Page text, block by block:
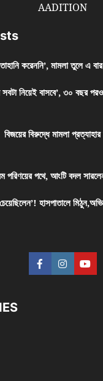
AADITION
করেননি’, মামলা তুলে এ বার
সবটা নিয়েই বাসবে’, ৩০ বছর
বিরুদ্ধে মামলা
পরিণয়ের পথে, আংটি বদল
হাসপাতালে